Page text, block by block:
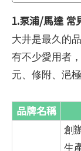
1.泵浦/馬達 常
大井是最久的
有不少愛用者
元、修附、浥
品牌名稱
創
生